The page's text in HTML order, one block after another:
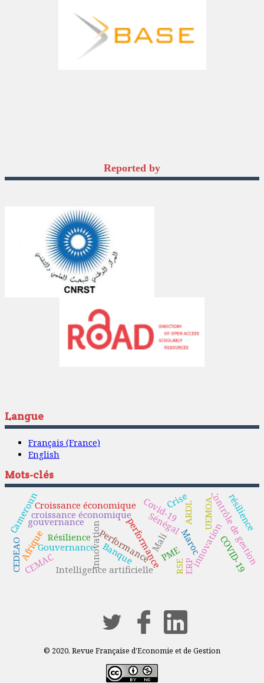
Reported by
Langue
Français (France)
English
Mots-clés
Maroc
performancePME
croissance économique
PerformanceMali
Innovation innovation
Gouvernance
Croissance économique
gouvernance
Intelligence artificielle
Contrôle de gestion
Sénégal ARDL UEMOA
RSE
Covid-19
Cameroun Crise
Banque
Afrique COVID-19
résilience
CEMAC ERP
Résilience
CEDEAO
© 2020, Revue Française d'Economie et de Gestion